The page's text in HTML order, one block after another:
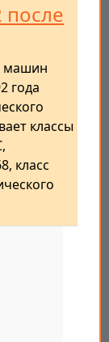
после
машин
года
классы
класс